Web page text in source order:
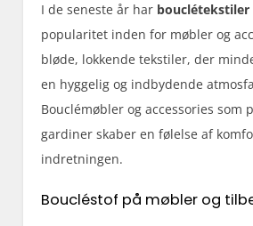
I de seneste år har bouclétekstiler
popularitet inden for møbler og
bløde, lokkende tekstiler, der
en hyggelig og indbydende
Bouclémøbler og accessories
gardiner skaber en følelse af
indretningen.
Boucléstof på møbler og